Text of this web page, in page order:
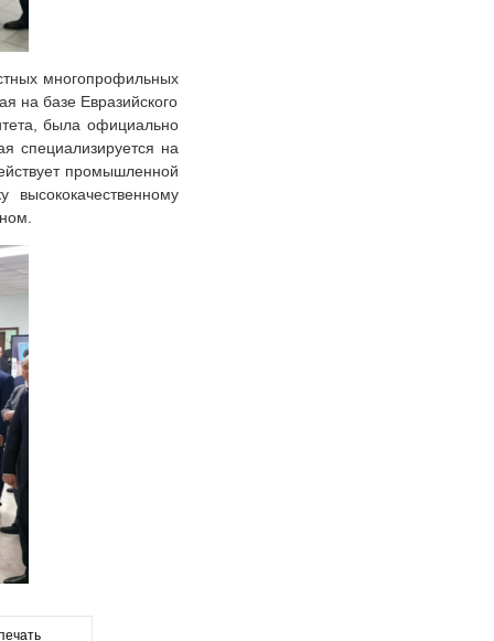
многопрофильных
на базе Евразийского
была официально
специализируется на
промышленной